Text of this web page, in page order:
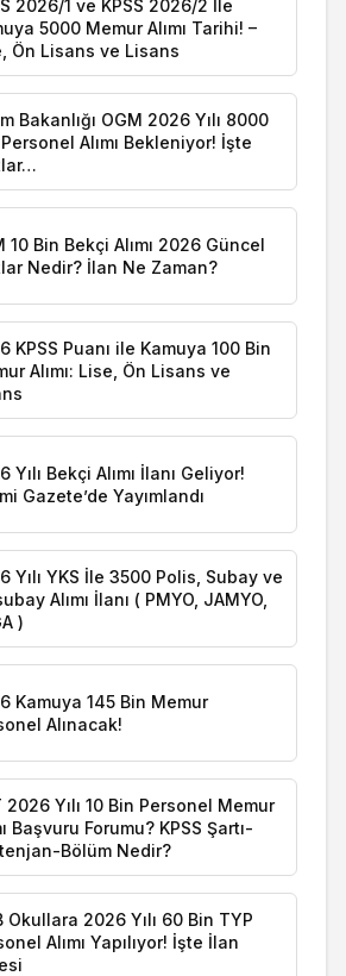
2026/1 ve KPSS 2026/2 İle
5000 Memur Alımı Tarihi! –
Ön Lisans ve Lisans
Bakanlığı OGM 2026 Yılı 8000
Alımı Bekleniyor! İşte
10 Bin Bekçi Alımı 2026 Güncel
Nedir? İlan Ne Zaman?
KPSS Puanı ile Kamuya 100 Bin
Alımı: Lise, Ön Lisans ve
Yılı Bekçi Alımı İlanı Geliyor!
Gazete’de Yayımlandı
Yılı YKS İle 3500 Polis, Subay ve
Alımı İlanı ( PMYO, JAMYO,
)
Kamuya 145 Bin Memur
Alınacak!
2026 Yılı 10 Bin Personel Memur
Başvuru Forumu? KPSS Şartı-
Bölüm Nedir?
Okullara 2026 Yılı 60 Bin TYP
Alımı Yapılıyor! İşte İlan